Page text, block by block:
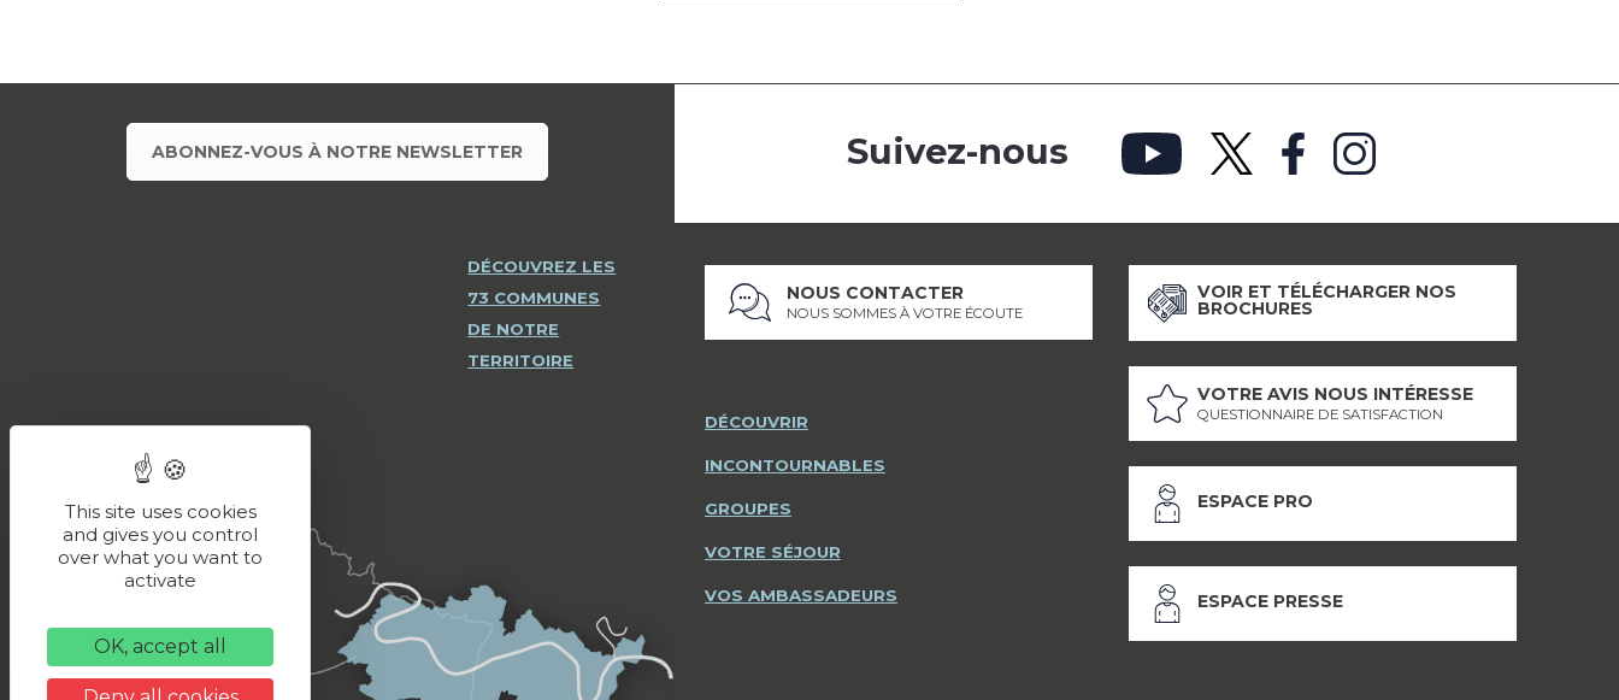
ABONNEZ-VOUS À NOTRE NEWSLETTER
DÉCOUVREZ LES
73 COMMUNES
DE NOTRE
TERRITOIRE
Suivez-nous
NOUS CONTACTER
NOUS SOMMES À VOTRE ÉCOUTE
DÉCOUVRIR
INCONTOURNABLES
GROUPES
VOTRE SÉJOUR
VOS AMBASSADEURS
VOIR ET TÉLÉCHARGER NOS
BROCHURES
VOTRE AVIS NOUS INTÉRESSE
QUESTIONNAIRE DE SATISFACTION
ESPACE PRO
ESPACE PRESSE
This site uses cookies
and gives you control
over what you want to
activate
OK, accept all